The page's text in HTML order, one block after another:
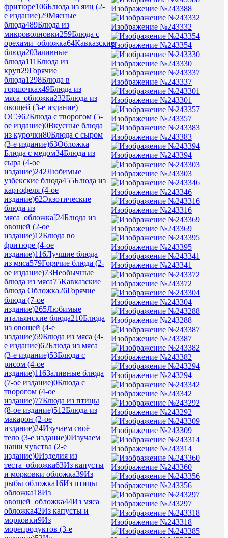
фритюре106Блюда из яиц (2-
е издание)29Мясные
блюда489Блюда из
микроволновки259Блюда с
орехами_обложка64Кавказские
блюда20Заливные
блюда111Блюда из
круп29Горячие
блюда1298Блюда в
горшочках49Блюда из
мяса_обложка232Блюда из
овощей (3-е издание)
ОСЭ62Блюда с творогом (5-
ое издание)0Вкусные блюда
из курочки80Блюда с сыром
(3-е издание)63Обложка
Блюда с медом34Блюда из
сыра (4-ое
издание)242Любимые
узбекские блюда455Блюда из
картофеля (4-ое
издание)62Экзотические
блюда из
мяса_обложка]24Блюда из
овощей (2-ое
издание)12Блюда во
фритюре (4-ое
издание)116Лучшие блюда
из мяса579Горячие блюда (2-
ое издание)73Необычные
блюда из мяса75Кавказские
блюда Обложка26Горячие
блюда (7-ое
издание)265Любимые
итальянские блюда210Блюда
из овощей (4-е
издание)59Блюда из мяса (4-
е издание)62Блюда из мяса
(3-е издание)53Блюда с
рисом (4-ое
издание)116Заливные блюда
(7-ое издание)0Блюда с
творогом (4-ое
издание)77Блюда из птицы
(8-ое издание)512Блюда из
макарон (2-ое
издание)24Изучаем своё
тело (3-е издание)0Изучаем
наши чувства (2-е
издание)0Изделия из
теста_обложка63Из капусты
и морковки обложка39Из
рыбы обложка16Из птицы
обложка18Из
овощей_обложка44Из мяса
обложка42Из капусты и
морковки9Из
морепродуктов (3-е
Изображение №243388
Изображение №243332
Изображение №243354
Изображение №243330
Изображение №243337
Изображение №243301
Изображение №243357
Изображение №243383
Изображение №243394
Изображение №243303
Изображение №243346
Изображение №243316
Изображение №243369
Изображение №243395
Изображение №243341
Изображение №243372
Изображение №243304
Изображение №243288
Изображение №243387
Изображение №243382
Изображение №243294
Изображение №243342
Изображение №243292
Изображение №243309
Изображение №243314
Изображение №243360
Изображение №243356
Изображение №243297
Изображение №243318